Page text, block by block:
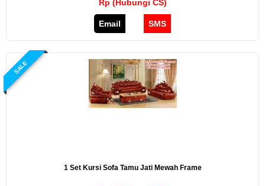
Rp (Hubungi CS)
Email SMS
SALE
1 Set Kursi Sofa Tamu Jati Mewah Frame